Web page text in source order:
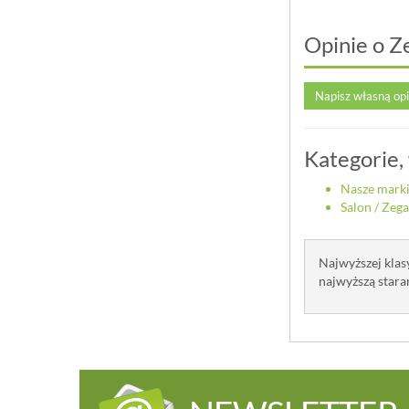
Opinie o
Napisz własną
Nasze marki
Salon /
Najwyższej
najwyższą